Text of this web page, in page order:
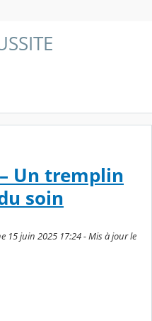
Un tremplin
soin
15 juin 2025 17:24 - Mis à jour le